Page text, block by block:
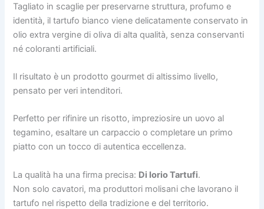
Tagliato in scaglie per preservarne struttura, profumo e
identità, il tartufo bianco viene delicatamente conservato in
olio extra vergine di oliva di alta qualità, senza conservanti
né coloranti artificiali.
Il risultato è un prodotto gourmet di altissimo livello,
pensato per veri intenditori.
Perfetto per rifinire un risotto, impreziosire un uovo al
tegamino, esaltare un carpaccio o completare un primo
piatto con un tocco di autentica eccellenza.
La qualità ha una firma precisa: Di Iorio Tartufi.
Non solo cavatori, ma produttori molisani che lavorano il
tartufo nel rispetto della tradizione e del territorio.